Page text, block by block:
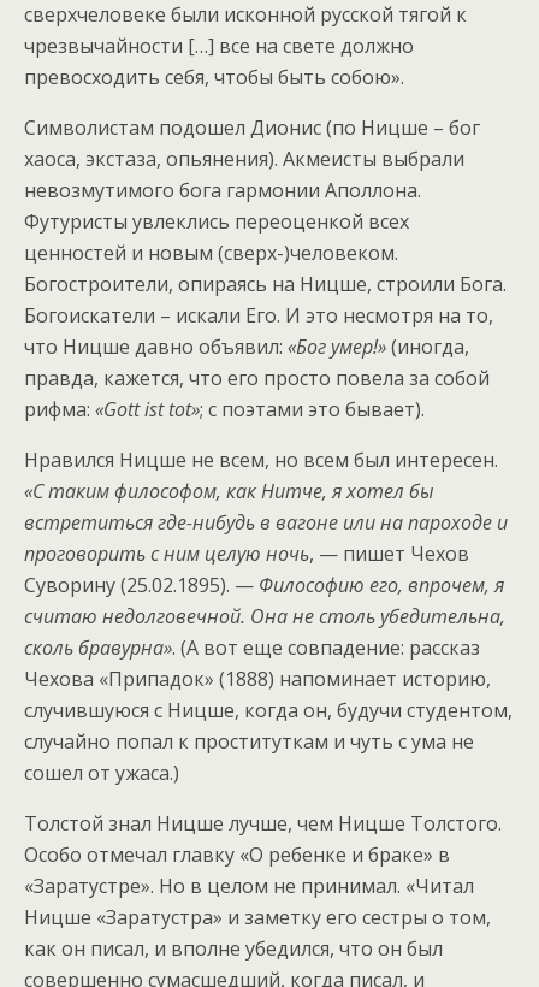
сверхчеловеке были исконной русской тягой к
чрезвычайности […] все на свете должно
превосходить себя, чтобы быть собою».
Символистам подошел Дионис (по Ницше – бог
хаоса, экстаза, опьянения). Акмеисты выбрали
невозмутимого бога гармонии Аполлона.
Футуристы увлеклись переоценкой всех
ценностей и новым (сверх-)человеком.
Богостроители, опираясь на Ницше, строили Бога.
Богоискатели – искали Его. И это несмотря на то,
что Ницше давно объявил: «Бог умер!»(иногда,
правда, кажется, что его просто повела за собой
рифма: «Gott ist tot»; с поэтами это бывает).
Нравился Ницше не всем, но всем был интересен.
«С таким философом, как Нитче, я хотел бы
встретиться где-нибудь в вагоне или на пароходе и
проговорить с ним целую ночь, — пишет Чехов
Суворину (25.02.1895). — Философию его, впрочем, я
считаю недолговечной. Она не столь убедительна,
сколь бравурна». (А вот еще совпадение: рассказ
Чехова «Припадок» (1888) напоминает историю,
случившуюся с Ницше, когда он, будучи студентом,
случайно попал к проституткам и чуть с ума не
сошел от ужаса.)
Толстой знал Ницше лучше, чем Ницше Толстого.
Особо отмечал главку «О ребенке и браке» в
«Заратустре». Но в целом не принимал. «Читал
Ницше «Заратустра» и заметку его сестры о том,
как он писал, и вполне убедился, что он был
совершенно сумасшедший, когда писал, и